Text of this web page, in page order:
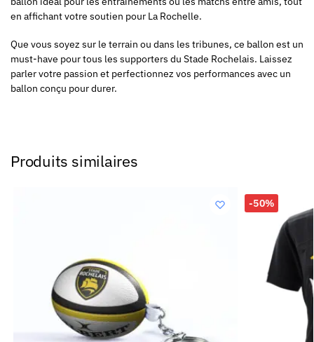
en affichant votre soutien pour La Rochelle.
Que vous soyez sur le terrain ou dans les tribunes, ce ballon est un
must-have pour tous les supporters du Stade Rochelais. Laissez
parler votre passion et perfectionnez vos performances avec un
ballon conçu pour durer.
Produits similaires
-50%